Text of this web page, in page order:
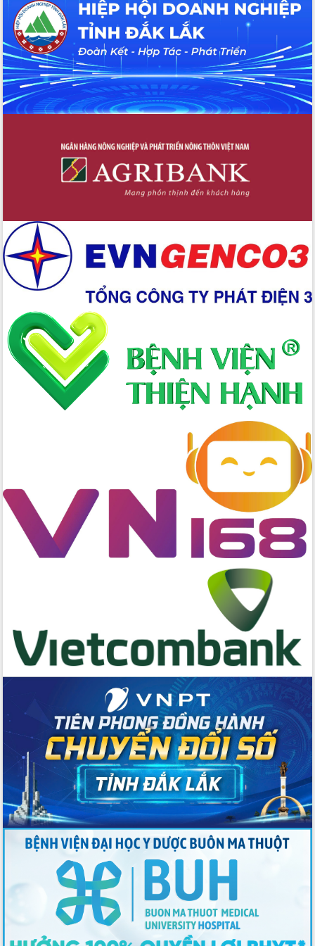
hiện nhiệm vụ quản lý tài sản công
hàng tuần
Tháo gỡ những vướng mắc, đẩy mạnh
công tác cải cách thủ tục hành chính
tại Trung tâm Phục vụ hành chính
công tỉnh
Đắk Lắk: Tôn vinh 46 giải pháp tại Hội
về phát triển nuôi trồng thủy sản
Phó Chủ tịch UBND tỉnh Đắk Lắk
Trương Công Thái kiểm tra thực địa
Dự án cao tốc Khánh Hòa - Buôn Ma
Định vị cà phê Việt Nam như một “di
sản sống” trong dòng chảy toàn cầu
Xây dựng nông thôn mới: Nâng cao đời
sống người dân từ những mô hình thiết
thực
Quyết liệt tháo gỡ vướng mắc, đẩy
nhanh tiến độ các dự án trọng điểm
trong Khu kinh tế Nam Phú Yên
Hòn Yến phát triển du lịch gắn với bảo
tồn biển
Lấy ý kiến điều chỉnh Quy hoạch tỉnh
Đắk Lắk thời kỳ 2021-2030, tầm nhìn
đến năm 2050
kinh tế từ 10% trở lên trong Quý
II/2026
Đắk Lắk ký kết thỏa thuận hợp tác về
chuyển đổi số giai đoạn 2026 – 2030
với Tập đoàn Bưu chính Viễn thông
Việt Nam
du khách thông qua Hệ thống cơ sở dữ
liệu và Bản đồ số
trong thương mại điện tử năm 2026
Đoàn đại biểu Quốc hội tỉnh Đắk Lắk
trao đổi thông tin trước Kỳ họp thứ
nhất, Quốc hội khóa XVI
Quyết liệt cải cách hành chính, khơi
thông nguồn lực phát triển
Nâng cao hiệu lực, hiệu quả HĐND
tỉnh thông qua hiện đại hóa hành chính
Xã Ea Phê gắn cải cách hành chính với
chuyển đổi số
Phó Chủ tịch Thường trực UBND tỉnh
Hồ Thị Nguyên Thảo làm việc tại Trung
tâm Phục vụ hành chính công xã Ea
Phê
Xây dựng nền hành chính số đồng
hành cùng nông dân dân, doanh nghiệp
Giai đoạn 2026-2030, Đắk Lắk phấn